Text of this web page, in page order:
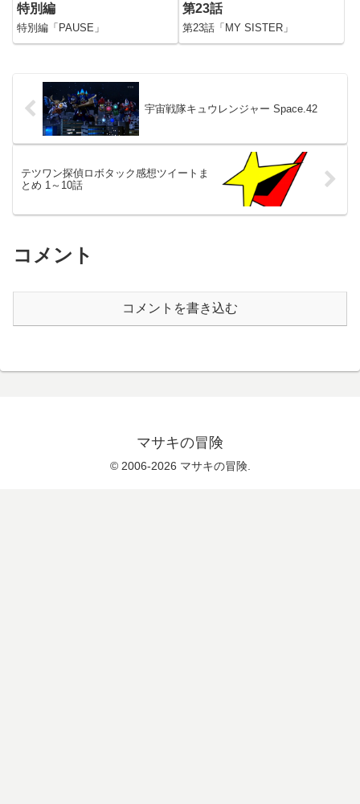
特別編
特別編「PAUSE」
第23話
第23話「MY SISTER」
宇宙戦隊キュウレンジャー Space.42
テツワン探偵ロボタック感想ツイートま
とめ 1～10話
コメント
コメントを書き込む
マサキの冒険
© 2006-2026 マサキの冒険.